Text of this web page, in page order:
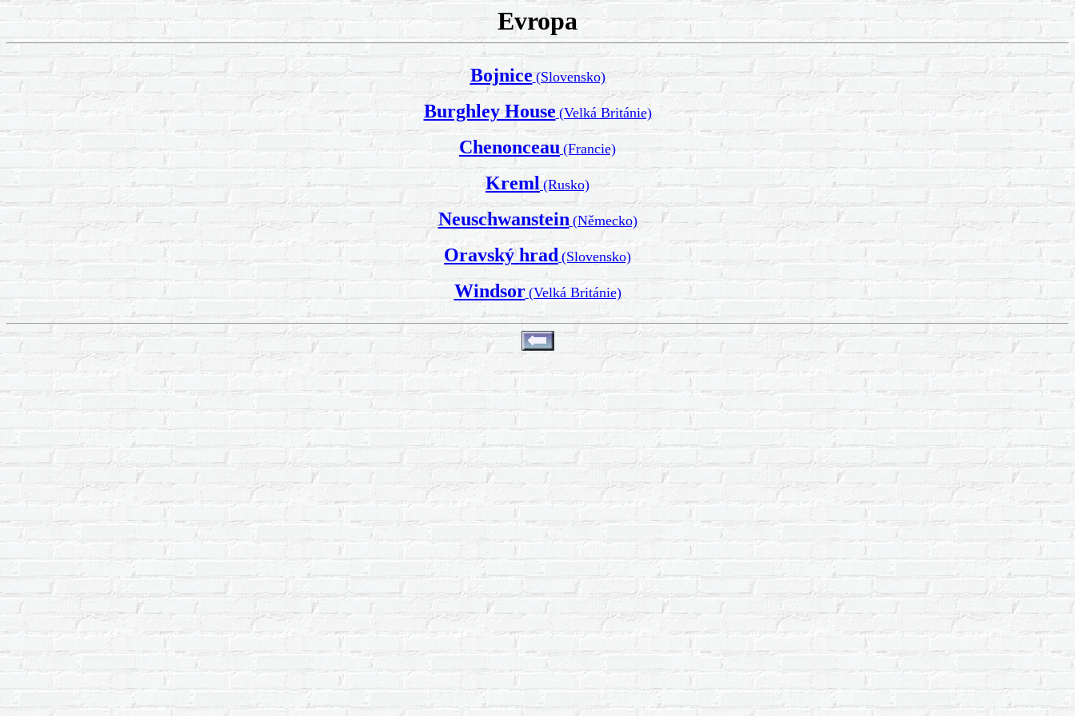
Evropa
Bojnice (Slovensko)
Burghley House (Velká Británie)
Chenonceau (Francie)
Kreml (Rusko)
Neuschwanstein (Německo)
Oravský hrad (Slovensko)
Windsor (Velká Británie)